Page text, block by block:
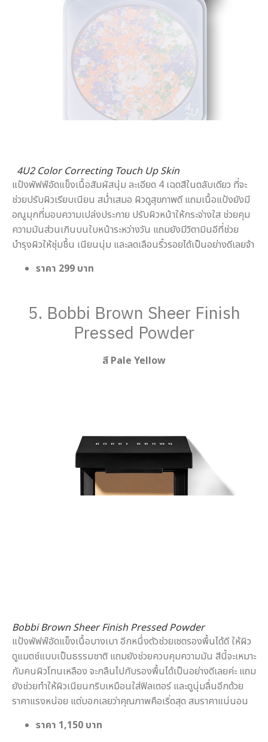
4U2 Color Correcting Touch Up Skin
แป้งพัฟฟ์อัดแข็งเนื้อสัมผัสนุ่ม ละเอียด 4 เฉดสีในตลับเดียว ที่จะ
ช่วยปรับผิวเรียบเนียน สม่ำเสมอ ผิวดูสุขภาพดี แถมเนื้อแป้งยังมี
อณูมุกที่มอบความเปล่งประกาย ปรับผิวหน้าให้กระจ่างใส ช่วยคุม
ความมันส่วนเกินบนใบหน้าระหว่างวัน แถมยังมีวิตามินอีที่ช่วย
บำรุงผิวให้ชุ่มชื้น เนียนนุ่ม และลดเลือนริ้วรอยได้เป็นอย่างดีเลยจ้า
ราคา 299 บาท
5. Bobbi Brown Sheer Finish
Pressed Powder
สี Pale Yellow
Bobbi Brown Sheer Finish Pressed Powder
แป้งพัฟฟ์อัดแข็งเนื้อบางเบา อีกหนึ่งตัวช่วยเซตรองพื้นได้ดี ให้ผิว
ดูแมตช์แบบเป็นธรรมชาติ แถมยังช่วยควบคุมความมัน สีนี้จะเหมาะ
กับคนผิวโทนเหลือง จะกลืนไปกับรองพื้นได้เป็นอย่างดีเลยค่ะ แถม
ยังช่วยทำให้ผิวเนียนกริบเหมือนใส่ฟิลเตอร์ และดูนุ่มลื่นอีกด้วย
ราคาแรงหน่อย แต่บอกเลยว่าคุณภาพคือเริ่ดสุด สมราคาแน่นอน
ราคา 1,150 บาท